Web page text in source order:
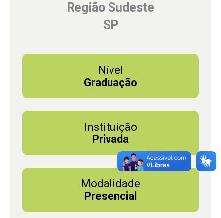
Região Sudeste
SP
Nível
Graduação
Instituição
Privada
Modalidade
Presencial